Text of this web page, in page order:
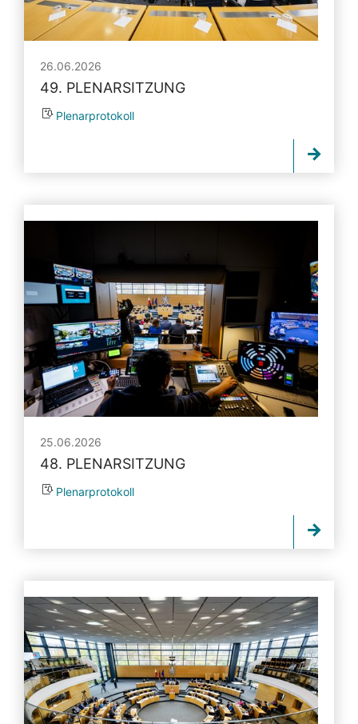
26.06.2026
49. PLENARSITZUNG
Plenarprotokoll
25.06.2026
48. PLENARSITZUNG
Plenarprotokoll